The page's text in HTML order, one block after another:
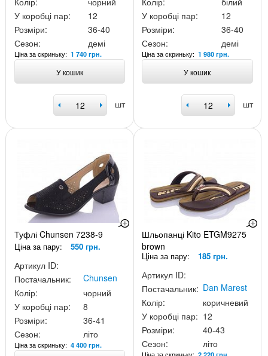
У коробці пар:
12
Розміри:
36-40
Сезон:
демі
Ціна за скриньку: 1 740 грн.
У кошик
шт
У коробці пар:
12
Розміри:
36-40
Сезон:
демі
Ціна за скриньку:1 980 грн.
У кошик
шт
Туфлі Chunsen 7238-9
Ціна за пару: 550 грн.
Артикул ID:
Постачальник:
Chunsen
Колір:
чорний
У коробці пар:
8
Розміри:
36-41
Сезон:
літо
Ціна за скриньку: 4 400 грн.
Шльопанці Kito ETGM9275
brown
Ціна за пару: 185 грн.
Артикул ID:
Постачальник: Dan Marest
Колір:
коричневий
У коробці пар: 12
Розміри:
40-43
Сезон:
літо
Ціна за скриньку: